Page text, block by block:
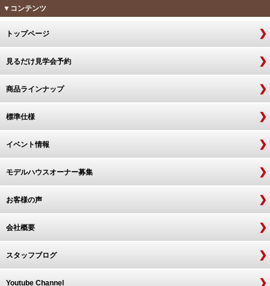
▼コンテンツ
トップページ
見るだけ見学会予約
商品ラインナップ
標準仕様
イベント情報
モデルハウスオーナー募集
お客様の声
会社概要
スタッフブログ
Youtube Channel